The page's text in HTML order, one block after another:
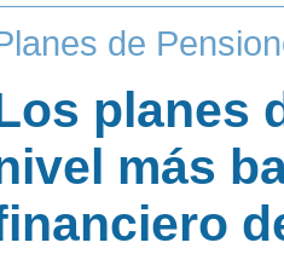
de
planes
más